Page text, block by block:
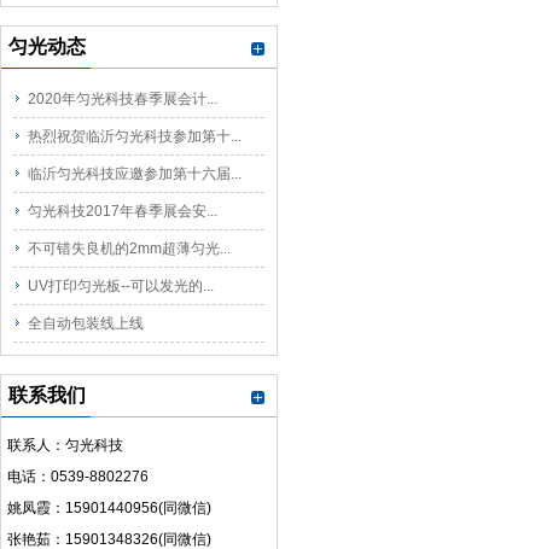
匀光动态
2020年匀光科技春季展会计...
热烈祝贺临沂匀光科技参加第十...
临沂匀光科技应邀参加第十六届...
匀光科技2017年春季展会安...
不可错失良机的2mm超薄匀光...
UV打印匀光板--可以发光的...
全自动包装线上线
联系我们
联系人：匀光科技
电话：0539-8802276
姚凤霞：15901440956(同微信)
张艳茹：15901348326(同微信)